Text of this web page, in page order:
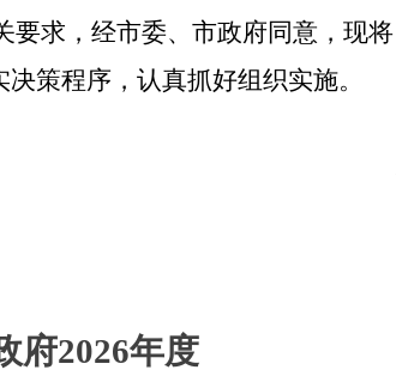
要求，经市委、市政府同意，现
策程序，认真抓好组织实施。
府2026年度